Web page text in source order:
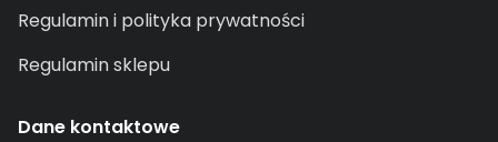
Regulamin i polityka prywatności
Regulamin sklepu
Dane kontaktowe